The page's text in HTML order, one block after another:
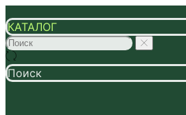
КАТАЛОГ
Поиск